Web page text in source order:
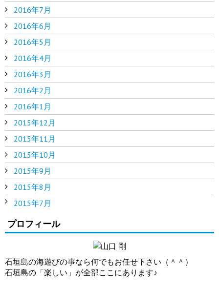
2016年7月
2016年6月
2016年5月
2016年4月
2016年3月
2016年2月
2016年1月
2015年12月
2015年11月
2015年10月
2015年9月
2015年8月
2015年7月
プロフィール
石垣島の海遊びの事なら何でもお任せ下さい（＾＾）
石垣島の「楽しい」が全部ここにあります♪